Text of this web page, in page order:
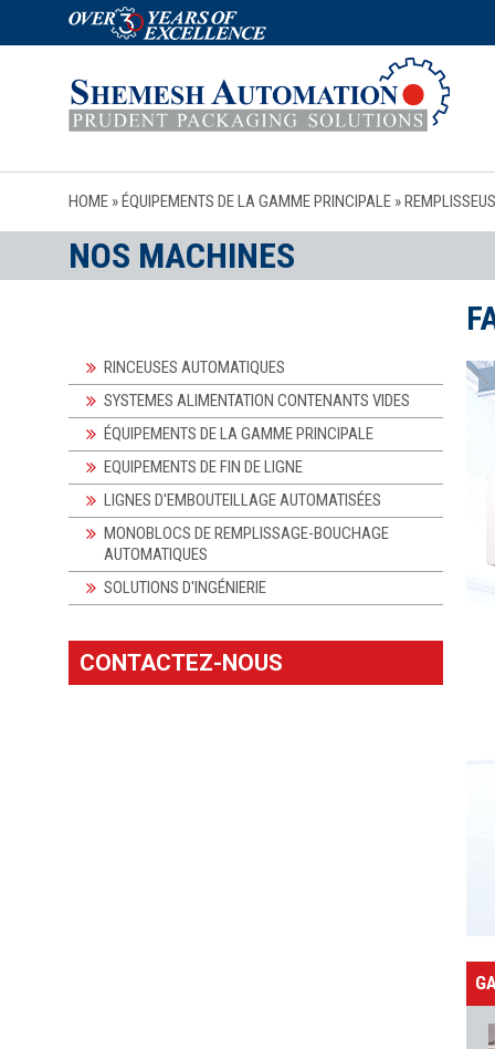
HOME »ÉQUIPEMENTS DE LA GAMME PRINCIPALE »
NOS MACHINES
RINCEUSES AUTOMATIQUES
SYSTEMES ALIMENTATION CONTENANTS VIDES
ÉQUIPEMENTS DE LA GAMME PRINCIPALE
EQUIPEMENTS DE FIN DE LIGNE
LIGNES D'EMBOUTEILLAGE AUTOMATISÉES
MONOBLOCS DE REMPLISSAGE-BOUCHAGE
AUTOMATIQUES
SOLUTIONS D'INGÉNIERIE
CONTACTEZ-NOUS